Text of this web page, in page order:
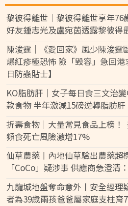
黎彼得離世｜黎彼得離世享年76
好友鍾志光及盧宛茵透露黎彼得
陳浚霆｜《愛回家》風少陳浚霆
爆紅疹極恐怖 險「毀容」急回
日防蟲貼士】
KO脂肪肝｜女子每日食三文治
款食物 半年激減15磅逆轉脂肪肝
折壽食物｜大量常見食品上榜！
頻食死亡風險激增17%
仙草農藥丨內地仙草驗出農藥超
「CoCo」疑涉事 供應商急澄清
九龍城地盤奪命意外丨安全經理
者為39歲兩孩爸爸屬家庭支柱育